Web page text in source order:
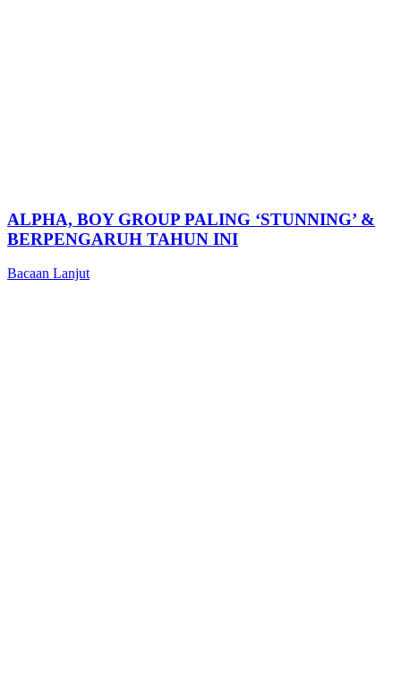
ALPHA, BOY GROUP PALING ‘STUNNING’ &
BERPENGARUH TAHUN INI
Bacaan Lanjut